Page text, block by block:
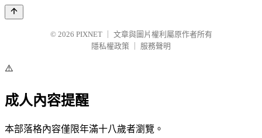
© 2026 PIXNET
文章與圖片權利屬原作者所有
隱私權政策
服務聲明
⚠️
成人內容提醒
本部落格內容僅限年滿十八歲者瀏覽。